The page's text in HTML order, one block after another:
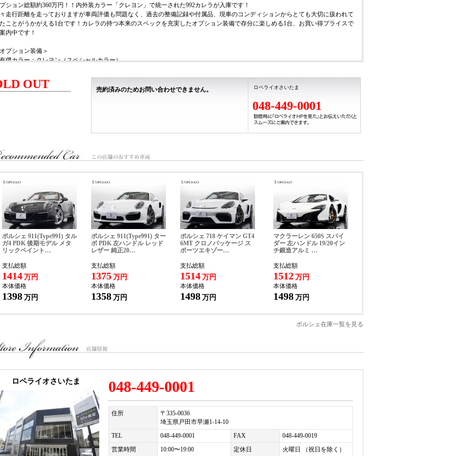
ション総額約360万円！！内外装カラー「クレヨン」で統一された992カレラが入庫です！
走行距離を走っておりますが車両評価も問題なく、過去の整備記録や付属品、現車のコンディションからとても大切に扱われて
ことがうかがえる1台です！カレラの持つ本来のスペックを充実したオプション装備で存分に楽しめる1台、お買い得プライスで
内中です！
プション装備＞
償カラー：クレヨン（スペシャルカラー）
スポーツエグゾーストシステムハイグロスブラックテールパイプ
21インチカレラクラシックホイール
レザーインテリア（ブラック/クレヨンステッチ）
モリー機能付14Way電動調整スポーツシート
スポーツステアリングホイール
アダプティブクルーズコントロール
主要諸元＞
水平対向6気筒DOHCツインターボ、385ps/45.9kgm、全長×全幅×全高mm 4519×1852×1298mm、車両重量 1505kg
税込新車価格＞
13,980,000- ※オプション価格は含まれておりません。
ロペライオ独自の「Ｓ．Ｎ．Ｐ」をご用意！ご購入車両を、その日に直ぐに乗ってお帰りいただけます。詳細はお問い合わせくだ
い！』
式会社 ロペライオ
ペライオ さいたま
OUT 売約済みのためお問い合わせできません。 ロペライオさいたま
048-449-0001
ポルシェ 911(Type991) タル
ガ4 PDK 後期モデル メタ
リックペイント…
支払総額
1414 万円
本体価格
1398 万円
ポルシェ 911(Type991) ター
ボ PDK 左ハンドル レッド
レザー 純正20…
支払総額
1375 万円
本体価格
1358 万円
ポルシェ 718 ケイマン GT4
6MT クロノパッケージ ス
ポーツエキゾー…
支払総額
1514 万円
本体価格
1498 万円
マクラーレン 650S スパイ
ダー 左ハンドル 19/20イン
チ鍛造アルミ …
支払総額
1512 万円
本体価格
1498 万円
ポルシェ在庫一覧を見る
ロペライオさいたま 048-449-0001
住所
〒335-0036
埼玉県戸田市早瀬1-14-10
TEL
048-449-0001 FAX
048-449-0019
営業時間
10:00〜19:00 定休日 火曜日 （祝日を除く）